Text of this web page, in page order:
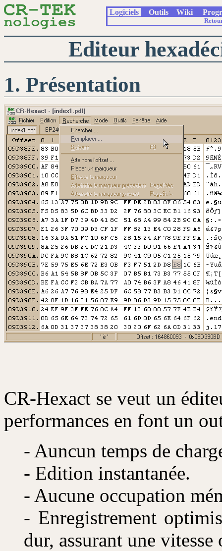
Logiciels Outils Wiki
Editeur
Présentation
CR-Hexact se veut un
performances en font un
- Auncun temps de
- Edition instantanée.
- Aucune occupation
- Enregistrement
dur, assurant une vitesse